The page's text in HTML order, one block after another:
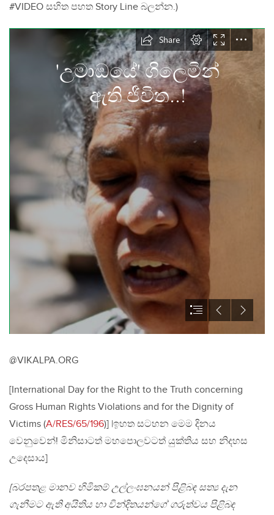
#VIDEO සහිත පහත Story Line බලන්න.)
@VIKALPA.ORG
[International Day for the Right to the Truth concerning
Gross Human Rights Violations and for the Dignity of
Victims (A/RES/65/196)] |ඉහත සටහන මෙම දිනය
වෙනුවෙන්! මිනිසාටත් මහපොලවටත් යුක්තිය සහ නිදහස
උදෙසාය]
[බරපතළ මානව හිමිකම් උල්ලංඝනයන් පිළිබඳ සත්‍ය දැන
ගැනීමට ඇති අයිතිය හා වින්දිතයන්ගේ ගරුත්වය පිළිබඳ